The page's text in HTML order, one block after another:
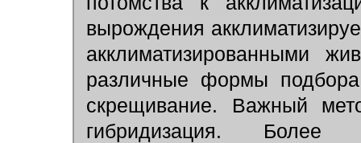
вырождения
акклиматизированными
различные формы
скрещивание. Важный
гибридизация. Более